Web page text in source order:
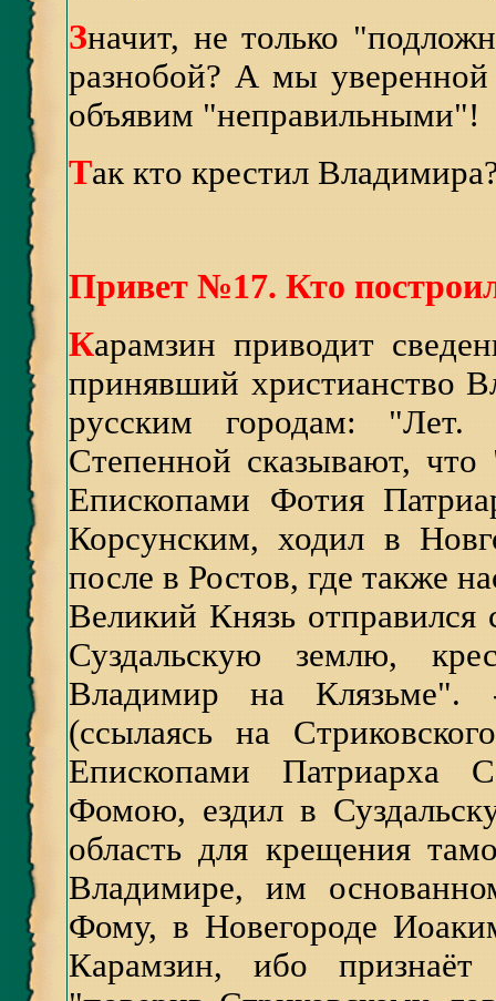
Значит, не только
разнобой? А мы
объявим "неправильными"!
Так кто крестил
Привет №17. Кто
Карамзин приводит
принявший христианство
русским городам:
Степенной сказывают,
Епископами Фотия
Корсунским, ходил в
после в Ростов, где также
Великий Князь
Суздальскую землю,
Владимир на Клязьме".
(ссылаясь на
Епископами Патриарха
Фомою, ездил в
область для крещения
Владимире, им
Фому, в Новегороде
Карамзин, ибо